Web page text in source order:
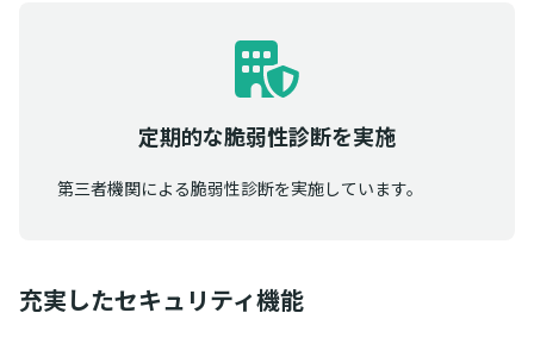
定期的な脆弱性診断を実施
第三者機関による脆弱性診断を実施しています。
充実したセキュリティ機能